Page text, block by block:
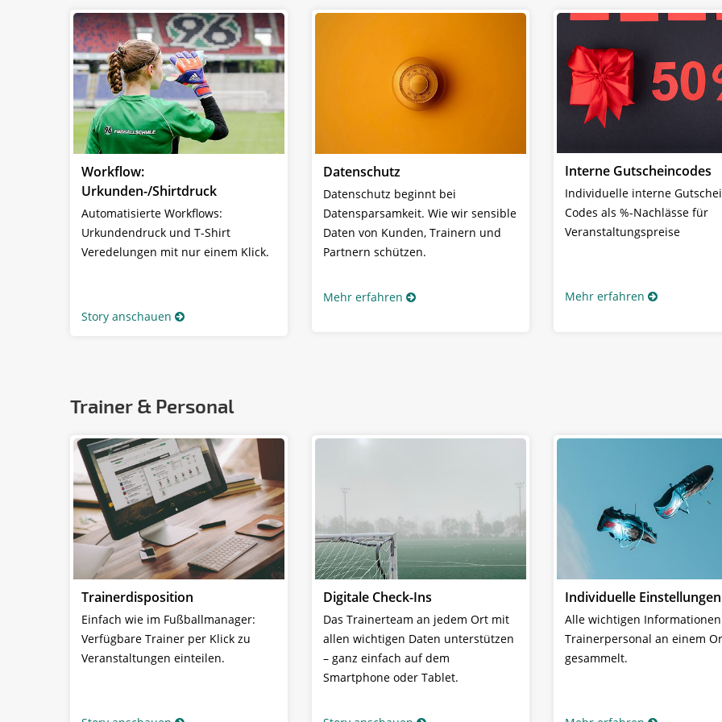
Workflow:
Urkunden-/Shirtdruck
Automatisierte Workflows:
Urkundendruck und T-Shirt
Veredelungen mit nur einem Klick.
Story anschauen
Datenschutz
Datenschutz beginnt bei
Datensparsamkeit. Wie wir sensible
Daten von Kunden, Trainern und
Partnern schützen.
Mehr erfahren
Interne Gutscheincodes
Individuelle interne
Codes als %-Nachlässe für
Veranstaltungspreise
Mehr erfahren
Trainer & Personal
Trainerdisposition
Einfach wie im Fußballmanager:
Verfügbare Trainer per Klick zu
Veranstaltungen einteilen.
Digitale Check-Ins
Das Trainerteam an jedem Ort mit
allen wichtigen Daten unterstützen
– ganz einfach auf dem
Smartphone oder Tablet.
Individuelle Einstellungen
Alle wichtigen
Trainerpersonal an einem
gesammelt.